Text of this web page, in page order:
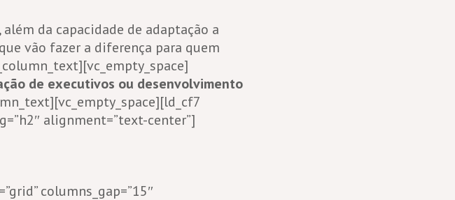
da capacidade de adaptação a
vão fazer a diferença para quem
de executivos ou desenvolvimento
alignment=”text-center”]
columns_gap=”15″